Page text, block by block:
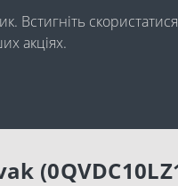
Встигніть скористатися
акціях.